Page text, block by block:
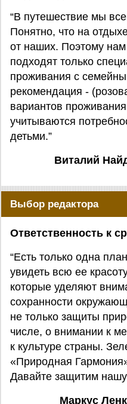
“В путешествие мы
Понятно, что на
от наших. Поэтому
подходят только
проживания с
рекомендация -
вариантов
учитываются
детьми.”
Виталий
Выбор редактора
Ответственность к
“Есть только одна
увидеть всю ее
которые уделяют
сохранности
не только защиты
числе, о внимании к
к культуре страны.
«Природная
Давайте защитим
Маркус Ленк